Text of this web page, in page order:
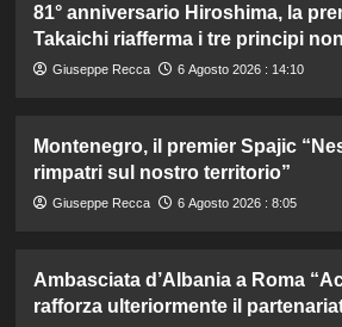
81° anniversario Hiroshima, la
Takaichi riafferma i tre principi
Giuseppe Recca 6 Agosto 2026 : 14:10
Montenegro, il premier Spajic
rimpatri sul nostro territorio”
Giuseppe Recca 6 Agosto 2026 : 8:05
Ambasciata d’Albania a Roma
rafforza ulteriormente il